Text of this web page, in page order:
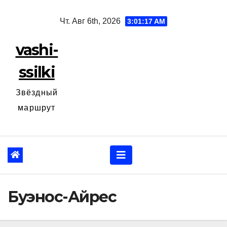
Чт. Авг 6th, 2026 3:01:18 AM
vashi-
ssilki
Звёздный
маршрут
Буэнос-Айрес